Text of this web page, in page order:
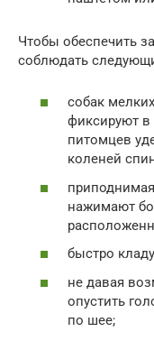
Чтобы обеспечить
соблюдать
собак
фиксируют
питомцев
коленей
нажимают
быстро
не давая
опустить
по шее;